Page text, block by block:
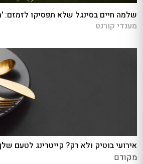
שלמה חיים בסינגל שלא תפסיקו
מענדי קורנט
אירועי בוטיק ולא רק? קייטרינג לטעם
מקודם